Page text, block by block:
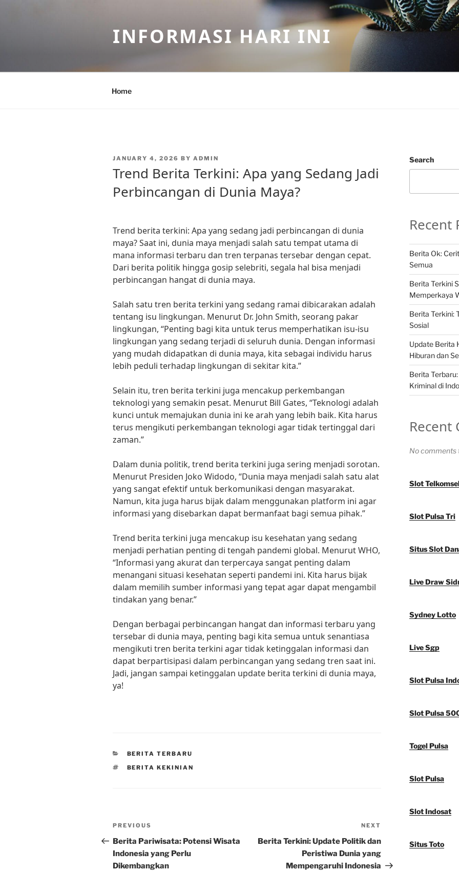
INFORMASI HARI INI
Home
POSTED
JANUARY 4, 2026 BY ADMIN
Trend Berita Terkini: Apa yang Sedang Jadi
Perbincangan di Dunia Maya?
Trend berita terkini: Apa yang sedang jadi perbincangan di dunia
maya? Saat ini, dunia maya menjadi salah satu tempat utama di
mana informasi terbaru dan tren terpanas tersebar dengan cepat.
Dari berita politik hingga gosip selebriti, segala hal bisa menjadi
perbincangan hangat di dunia maya.
Salah satu tren berita terkini yang sedang ramai dibicarakan adalah
tentang isu lingkungan. Menurut Dr. John Smith, seorang pakar
lingkungan, “Penting bagi kita untuk terus memperhatikan isu-isu
lingkungan yang sedang terjadi di seluruh dunia. Dengan informasi
yang mudah didapatkan di dunia maya, kita sebagai individu harus
lebih peduli terhadap lingkungan di sekitar kita.”
Selain itu, tren berita terkini juga mencakup perkembangan
teknologi yang semakin pesat. Menurut Bill Gates, “Teknologi adalah
kunci untuk memajukan dunia ini ke arah yang lebih baik. Kita harus
terus mengikuti perkembangan teknologi agar tidak tertinggal dari
zaman.”
Dalam dunia politik, trend berita terkini juga sering menjadi sorotan.
Menurut Presiden Joko Widodo, “Dunia maya menjadi salah satu alat
yang sangat efektif untuk berkomunikasi dengan masyarakat.
Namun, kita juga harus bijak dalam menggunakan platform ini agar
informasi yang disebarkan dapat bermanfaat bagi semua pihak.”
Trend berita terkini juga mencakup isu kesehatan yang sedang
menjadi perhatian penting di tengah pandemi global. Menurut WHO,
“Informasi yang akurat dan terpercaya sangat penting dalam
menangani situasi kesehatan seperti pandemi ini. Kita harus bijak
dalam memilih sumber informasi yang tepat agar dapat mengambil
tindakan yang benar.”
Dengan berbagai perbincangan hangat dan informasi terbaru yang
tersebar di dunia maya, penting bagi kita semua untuk senantiasa
mengikuti tren berita terkini agar tidak ketinggalan informasi dan
dapat berpartisipasi dalam perbincangan yang sedang tren saat ini.
Jadi, jangan sampai ketinggalan update berita terkini di dunia maya,
ya!
CATEGORIES
BERITA TERBARU
TAGS
BERITA KEKINIAN
Post
navigation
Previous
Post
PREVIOUS
Berita Pariwisata: Potensi Wisata
Indonesia yang Perlu
Dikembangkan
Post
NEXT
Berita Terkini: Update Politik dan
Peristiwa Dunia yang
Mempengaruhi Indonesia
Search
Recent
Berita Ok:
Semua
Berita Terkini
Memperkaya
Berita Terkini:
Sosial
Update Berita
Hiburan dan
Berita
Kriminal di
Recent
No comments
Slot
Slot Pulsa Tri
Situs Slot
Live Draw
Sydney Lotto
Live Sgp
Slot Pulsa
Slot Pulsa
Togel Pulsa
Slot Pulsa
Slot Indosat
Situs Toto